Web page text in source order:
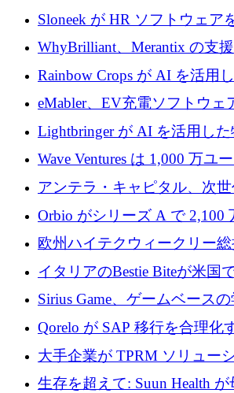
ルを調達
アップの規模拡大を支援する
ユーロの支援を開始
Sloneek が HR ソフトウェア
トに変えるために 600 万ド
WhyBrilliant、Merantix の支
人マッチングを拡大するため
Rainbow Crops が AI を活用
アリングを拡張するために
eMabler、EV充電ソフトウェ
ユーロを確保
Lightbringer が AI を活用し
拡大するために 1,000 万ド
Wave Ventures は 1,000 万ユ
者補助金で 10 周年を迎える
アンテラ・キャピタル、次
アグリテクノロジーのイノベ
するファンド III の初回クロ
に到達
Orbio がシリーズ A で 2,100
AI 労働力管理を世界の最前
欧州ハイテクウィークリー
取引と5月のハイライト
イタリアのBestie Biteが米国
速するために150万ユーロを
Sirius Game、ゲームベース
ために 130 万ユーロの資金
Qorelo が SAP 移行を合理化
ドルを調達
大手企業が TPRM ソリュー
Vanta を選択する理由
生存を超えて: Suun Health